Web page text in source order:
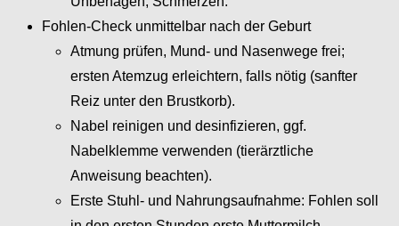
Fohlen-Check unmittelbar nach der Geburt
Atmung prüfen, Mund- und Nasenwege frei;
ersten Atemzug erleichtern, falls nötig (sanfter
Reiz unter den Brustkorb).
Nabel reinigen und desinfizieren, ggf.
Nabelklemme verwenden (tierärztliche
Anweisung beachten).
Erste Stuhl- und Nahrungsaufnahme: Fohlen soll